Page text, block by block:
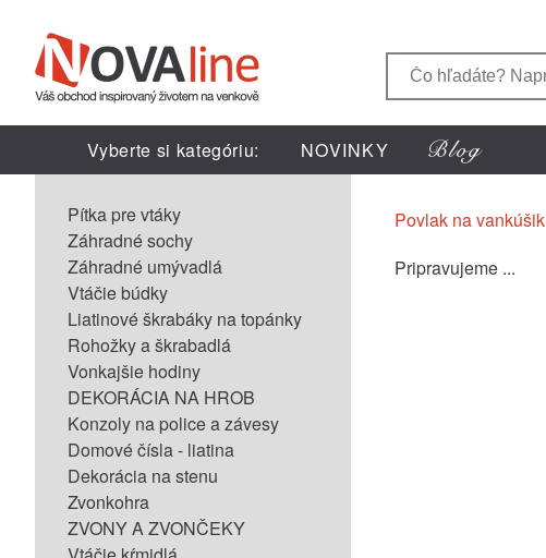
Vyberte si kategóriu: NOVINKY
Pítka pre vtáky
Záhradné sochy
Záhradné umývadlá
Vtáčie búdky
Liatinové škrabáky na topánky
Rohožky a škrabadlá
Vonkajšie hodiny
DEKORÁCIA NA HROB
Konzoly na police a závesy
Domové čísla - liatina
Dekorácia na stenu
Zvonkohra
ZVONY A ZVONČEKY
Povlak na vankúšik
Pripravujeme ...